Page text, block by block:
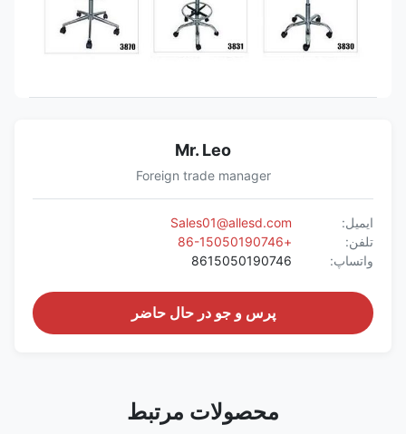
Mr. Leo
Foreign trade manager
ایمیل:
Sales01@allesd.com
تلفن:
+86-15050190746
واتساپ:
8615050190746
پرس و جو در حال حاضر
محصولات مرتبط